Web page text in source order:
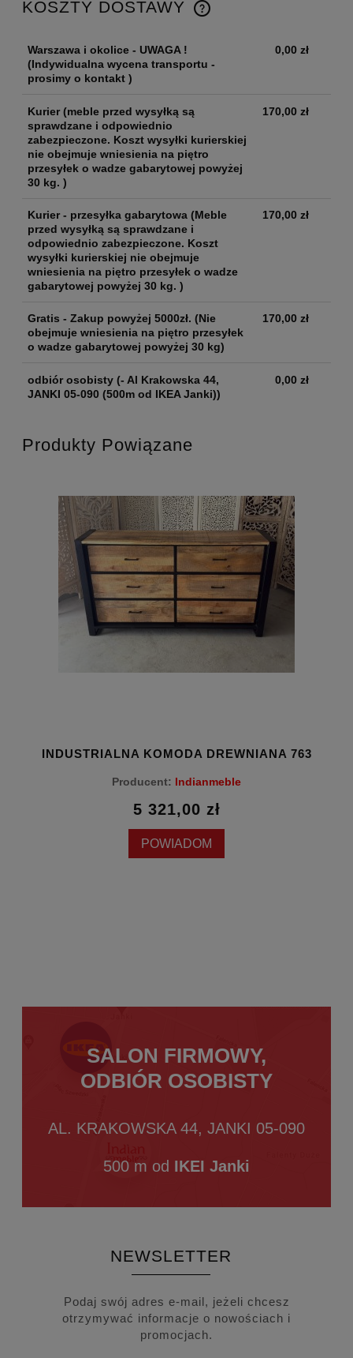
KOSZTY DOSTAWY
Warszawa i okolice - UWAGA !
(Indywidualna wycena transportu -
prosimy o kontakt )
0,00 zł
Kurier(meble przed wysyłką są
sprawdzane i odpowiednio
zabezpieczone. Koszt wysyłki kurierskiej
nie obejmuje wniesienia na piętro
przesyłek o wadze gabarytowej powyżej
30 kg. )
170,00 zł
Kurier - przesyłka gabarytowa (Meble
przed wysyłką są sprawdzane i
odpowiednio zabezpieczone. Koszt
wysyłki kurierskiej nie obejmuje
wniesienia na piętro przesyłek o wadze
gabarytowej powyżej 30 kg. )
170,00 zł
Gratis - Zakup powyżej 5000zł. (Nie
obejmuje wniesienia na piętro przesyłek
o wadze gabarytowej powyżej 30 kg)
170,00 zł
odbiór osobisty (- Al Krakowska 44,
JANKI 05-090 (500m od IKEA Janki))
0,00 zł
Produkty Powiązane
INDUSTRIALNA KOMODA DREWNIANA 763
Producent: Indianmeble
5 321,00 zł
POWIADOM
SALON FIRMOWY,
ODBIÓR OSOBISTY
AL. KRAKOWSKA 44, JANKI 05-090
500 m od IKEI Janki
NEWSLETTER
Podaj swój adres e-mail, jeżeli chcesz
otrzymywać informacje o nowościach i
promocjach.